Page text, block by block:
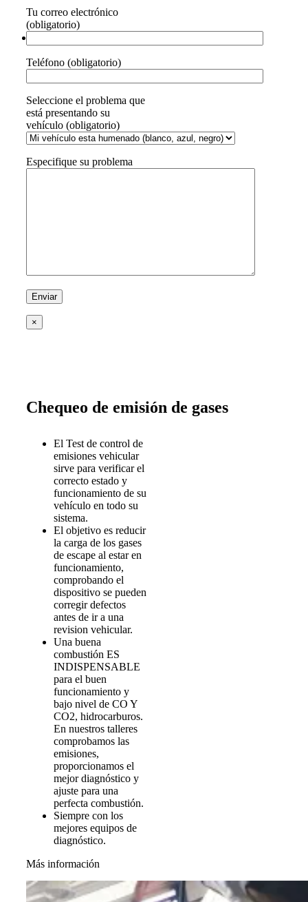
Tu correo electrónico
(obligatorio)
Teléfono (obligatorio)
Seleccione el problema que
está presentando su
vehículo (obligatorio)
Especifique su problema
×
Chequeo de emisión de gases
El Test de control de
emisiones vehicular
sirve para verificar el
correcto estado y
funcionamiento de su
vehículo en todo su
sistema.
El objetivo es reducir
la carga de los gases
de escape al estar en
funcionamiento,
comprobando el
dispositivo se pueden
corregir defectos
antes de ir a una
revision vehicular.
Una buena
combustión ES
INDISPENSABLE
para el buen
funcionamiento y
bajo nivel de CO Y
CO2, hidrocarburos.
En nuestros talleres
comprobamos las
emisiones,
proporcionamos el
mejor diagnóstico y
ajuste para una
perfecta combustión.
Siempre con los
mejores equipos de
diagnóstico.
Más información